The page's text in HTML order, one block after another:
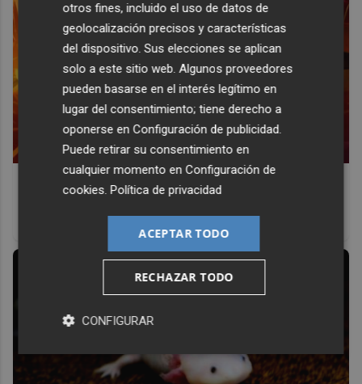
Corepunk MMORPG
otros fines, incluido el uso de datos de
geolocalización precisos y características
del dispositivo. Sus elecciones se aplican
solo a este sitio web. Algunos proveedores
pueden basarse en el interés legítimo en
lugar del consentimiento; tiene derecho a
oponerse enConfiguración de publicidad.
Puede retirar su consentimiento en
cualquier momento enConfiguración de
cookies.Política de privacidad
ACEPTAR TODO
RECHAZAR TODO
CONFIGURAR